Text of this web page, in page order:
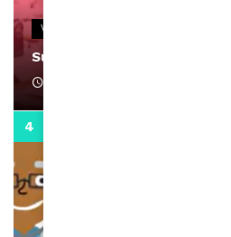
VIDEOS
Support Black Business Wee-